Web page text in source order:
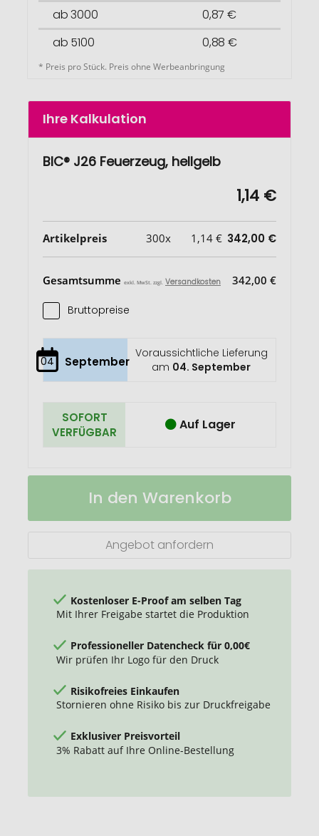
ab 3000
0,87 €
ab 5100
0,88 €
* Preis pro Stück. Preis ohne Werbeanbringung
Ihre Kalkulation
BIC® J26 Feuerzeug, hellgelb
1,14 €
Artikelpreis 300x 1,14 € 342,00 €
Gesamtsumme exkl. MwSt. zzgl. Versandkosten 342,00 €
Bruttopreise
04 September
Voraussichtliche Lieferung
am 04. September
SOFORT
VERFÜGBAR
Auf Lager
BIC®
Auf
In den Warenkorb
Angebot anfordern
Kostenloser E-Proof am selben Tag
Mit Ihrer Freigabe startet die Produktion
Professioneller Datencheck für 0,00€
Wir prüfen Ihr Logo für den Druck
Risikofreies Einkaufen
Stornieren ohne Risiko bis zur Druckfreigabe
Exklusiver Preisvorteil
3% Rabatt auf Ihre Online-Bestellung